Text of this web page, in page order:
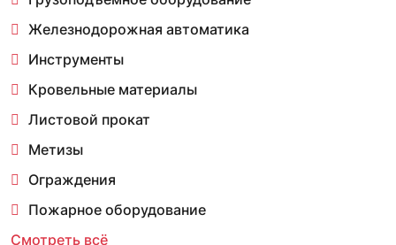
Железнодорожная автоматика
Инструменты
Кровельные материалы
Листовой прокат
Метизы
Ограждения
Пожарное оборудование
Смотреть всё